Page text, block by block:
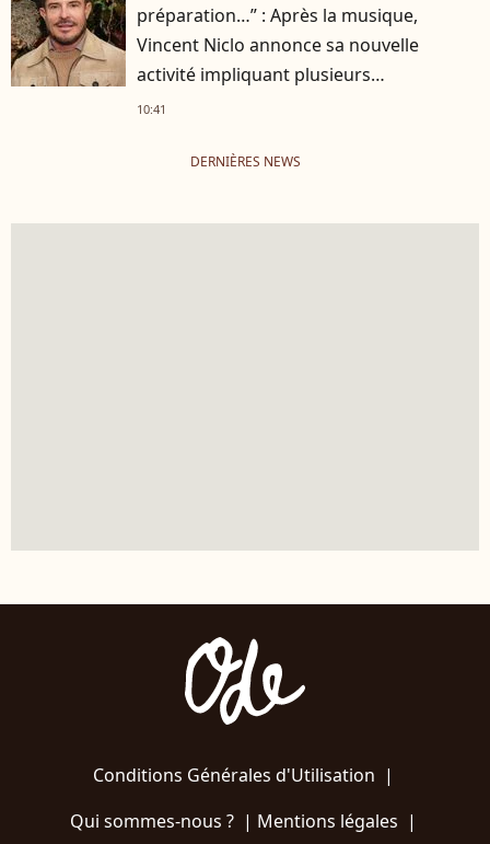
préparation…” : Après la musique,
Vincent Niclo annonce sa nouvelle
activité impliquant plusieurs
personnalités
10:41
DERNIÈRES NEWS
Conditions Générales d'Utilisation |
Qui sommes-nous ?| Mentions légales |